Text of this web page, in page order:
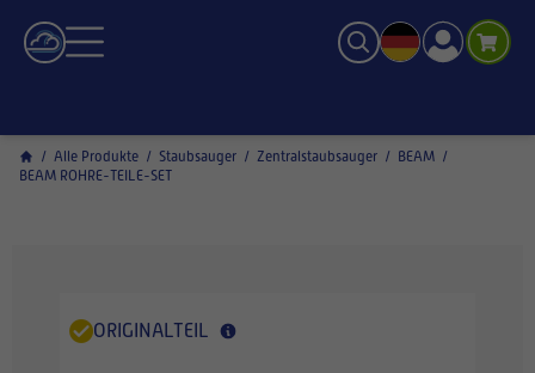
/ Alle Produkte / Staubsauger / Zentralstaubsauger / BEAM /
BEAM ROHRE-TEILE-SET
ORIGINALTEIL